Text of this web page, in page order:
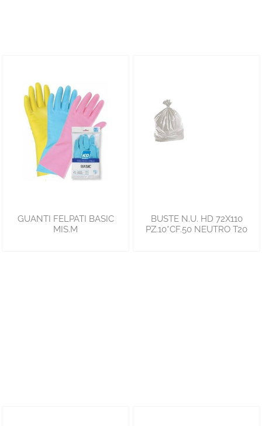
GUANTI FELPATI BASIC
MIS.M
BUSTE N.U. HD 72X110
PZ.10*CF.50 NEUTRO T20